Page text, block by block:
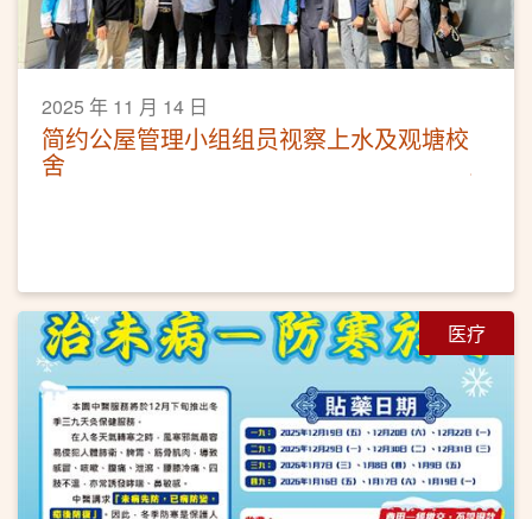
2025 年 11 月 14 日
简约公屋管理小组组员视察上水及观塘校
舍
医疗